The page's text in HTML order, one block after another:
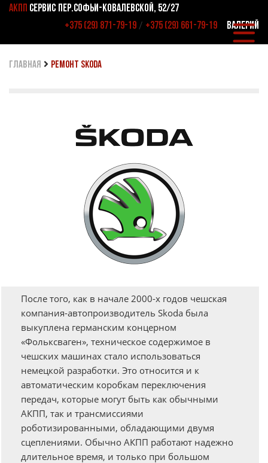
АКПП СЕРВИС ПЕР.СОФЬИ-КОВАЛЕВСКОЙ, 52/27
+375 (29) 871-79-19 / +375 (29) 661-79-19 ВАЛЕРИЙ
главная Ремонт Skoda
После того, как в начале 2000-х годов чешская
компания-автопроизводитель Skoda была
выкуплена германским концерном
«Фольксваген», техническое содержимое в
чешских машинах стало использоваться
немецкой разработки. Это относится и к
автоматическим коробкам переключения
передач, которые могут быть как обычными
АКПП, так и трансмиссиями
роботизированными, обладающими двумя
сцеплениями. Обычно АКПП работают надежно
длительное время, и только при большом